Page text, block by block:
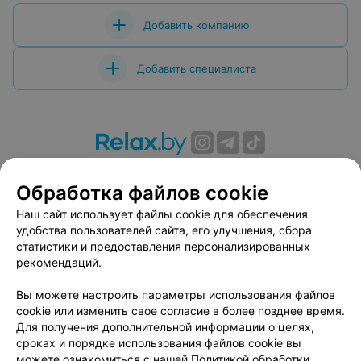
вернёмся!
Добавить компанию
Добавить специалиста
Вакансии
Публичный договор
Способы оплаты
Публичный договор по использованию сервиса
«Афиша»
Пользовательское соглашение
Связаться по вопросам сотрудничества
Написать руководителю relax.by
Персональные настройки cookie
Обработка файлов cookie
Наш сайт использует файлы cookie для обеспечения
удобства пользователей сайта, его улучшения, сбора
статистики и предоставления персонализированных
рекомендаций.
Вы можете настроить параметры использования файлов
cookie или изменить свое согласие в более позднее время.
Для получения дополнительной информации о целях,
сроках и порядке использования файлов cookie вы